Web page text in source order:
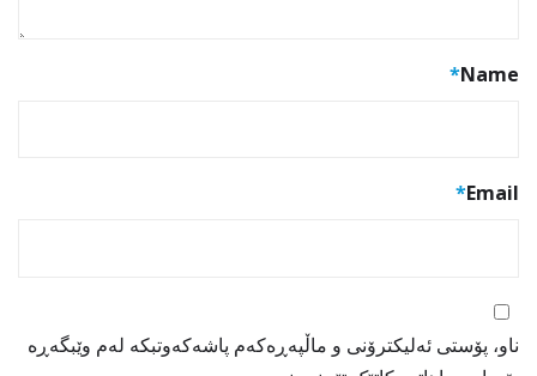
Name
*
Email
*
ناو، پۆستی ئەلیکترۆنی و ماڵپەڕەکەم پاشەکەوتبکە لەم وێبگەڕە